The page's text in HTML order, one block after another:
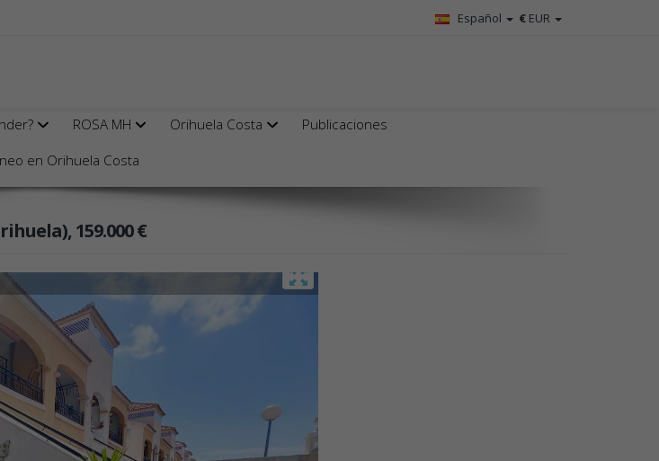
€ EUR
Español
ROSA MH Orihuela Costa
Publicaciones
en Orihuela Costa
de 2 dormitorios y piscina
159.000 €